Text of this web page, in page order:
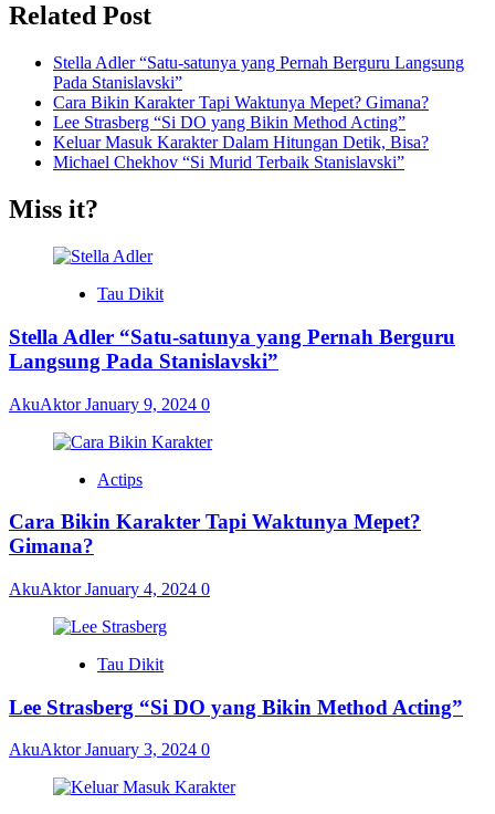
Related Post
Stella Adler “Satu-satunya yang Pernah Berguru Langsung
Pada Stanislavski”
Cara Bikin Karakter Tapi Waktunya Mepet? Gimana?
Lee Strasberg “Si DO yang Bikin Method Acting”
Keluar Masuk Karakter Dalam Hitungan Detik, Bisa?
Michael Chekhov “Si Murid Terbaik Stanislavski”
Miss it?
Tau Dikit
Stella Adler “Satu-satunya yang Pernah Berguru
Langsung Pada Stanislavski”
AkuAktorJanuary 9, 2024 0
Actips
Cara Bikin Karakter Tapi Waktunya Mepet?
Gimana?
AkuAktorJanuary 4, 2024 0
Tau Dikit
Lee Strasberg “Si DO yang Bikin Method Acting”
AkuAktorJanuary 3, 2024 0